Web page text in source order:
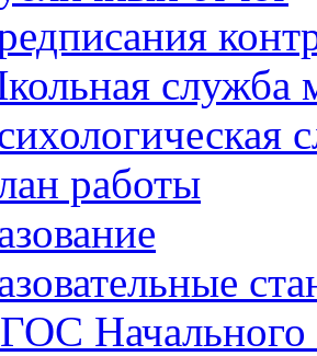
служба
работы
Начального